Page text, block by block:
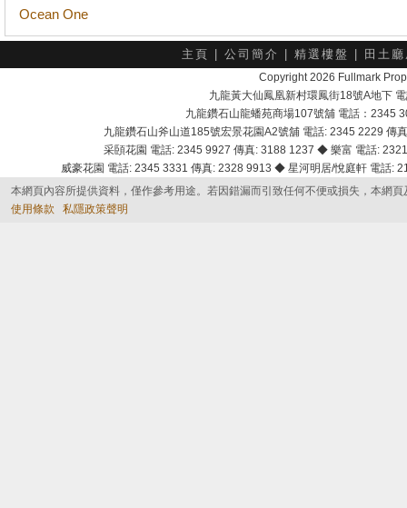
Ocean One
主頁 公司簡介 精選樓盤 田土
Copyright 2026 Fullmark
九龍黃大仙鳳凰新村環鳳街18號A地下
九龍鑽石山龍蟠苑商場107號舖 電話：2345
九龍鑽石山斧山道185號宏景花園A2號舖 電話: 2345 2229
采頣花園 電話: 2345 9927 傳真: 3188 1237 ◆ 樂富 電話:
威豪花園 電話: 2345 3331 傳真: 2328 9913 ◆ 星河明居/悅庭軒 電話
本網頁內容所提供資料，僅作參考用途。若因錯漏而引致任何不便或損失，本網
使用條款
私隱政策聲明